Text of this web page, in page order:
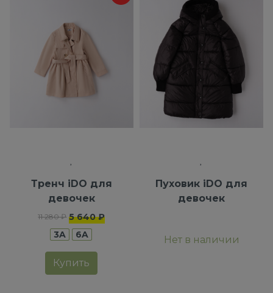
Тренч iDO для
девочек
11 280 ₽ 5 640 ₽
3A
6A
Купить
Пуховик iDO для
девочек
Нет в наличии